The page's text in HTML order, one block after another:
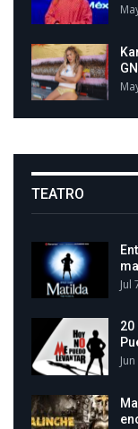
TEATRO
Jul
20